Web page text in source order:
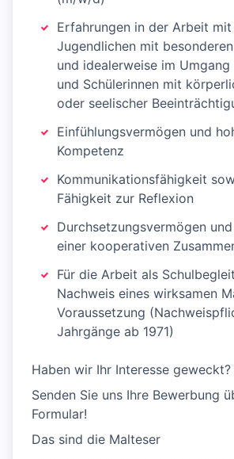
Erfahrungen in der Arbeit
Jugendlichen mit
und idealerweise im
und Schülerinnen mit
oder seelischer
Einfühlungsvermögen und
Kompetenz
Kommunikationsfähigkeit
Fähigkeit zur Reflexion
Durchsetzungsvermögen
einer kooperativen
Für die Arbeit als
Nachweis eines wirksamen
Voraussetzung
Jahrgänge ab 1971)
Haben wir Ihr Interesse geweckt?
Senden Sie uns Ihre Bewerbung
Formular!
Das sind die Malteser